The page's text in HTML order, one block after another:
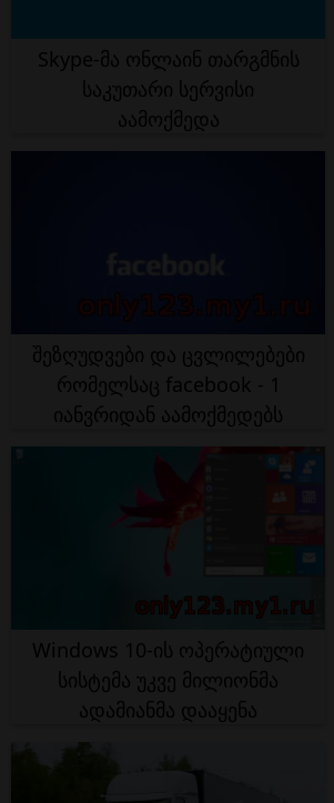
Skype-მა ონლაინ თარგმნის
საკუთარი სერვისი
აამოქმედა
შეზღუდვები და ცვლილებები
რომელსაც facebook - 1
იანვრიდან აამოქმედებს
Windows 10-ის ოპერატიული
სისტემა უკვე მილიონმა
ადამიანმა დააყენა